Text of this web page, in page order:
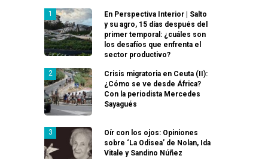
En Perspectiva Interior | Salto
y su agro, 15 días después del
primer temporal: ¿cuáles son
los desafíos que enfrenta el
sector productivo?
Crisis migratoria en Ceuta (II):
¿Cómo se ve desde África?
Con la periodista Mercedes
Sayagués
Oír con los ojos: Opiniones
sobre ‘La Odisea’ de Nolan, Ida
Vitale y Sandino Núñez